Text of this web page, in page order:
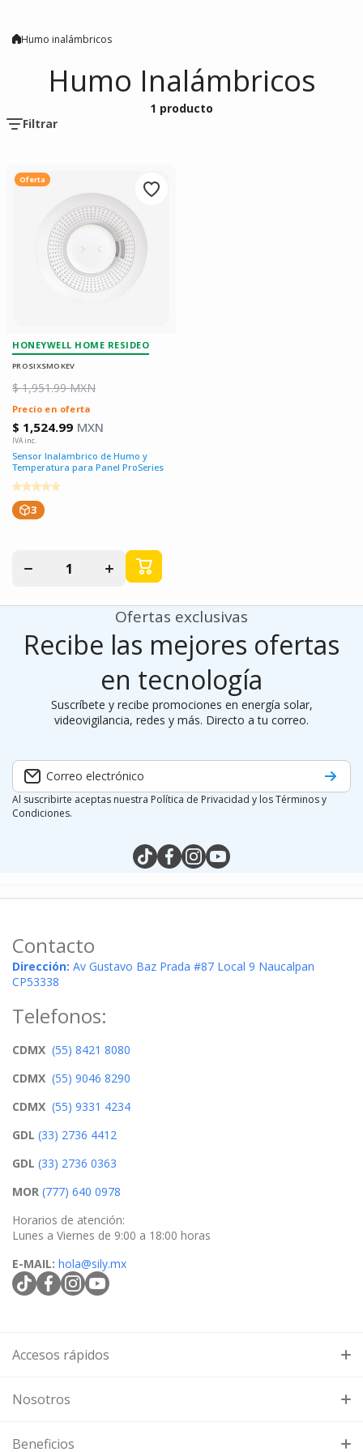
Humo inalámbricos
Humo Inalámbricos
Filtrar
1 producto
Oferta
HONEYWELL HOME RESIDEO
PROSIXSMOKEV
Sensor Inalambrico de Humo y
Temperatura para Panel ProSeries
$ 1,951.99 MXN
Precio en oferta
$ 1,524.99 MXN
3
cantidad
Aumentar
cantidad
para
Ofertas exclusivas
Recibe las mejores ofertas
en tecnología
Suscríbete y recibe promociones en energía solar,
videovigilancia, redes y más. Directo a tu correo.
Correo electrónico
Al suscribirte aceptas nuestra Política de Privacidad y los Términos y
Condiciones.
tiktokcom/@silymx
facebookcom/silymx
instagramcom/silymx
youtubecom/@silymx
wame/525584218080
Contacto
Dirección: Av Gustavo Baz Prada #87 Local 9 Naucalpan
CP53338
Telefonos:
CDMX (55) 8421 8080
CDMX (55) 9046 8290
CDMX (55) 9331 4234
GDL (33) 2736 4412
GDL (33) 2736 0363
MOR (777) 640 0978
Horarios de atención:
Lunes a Viernes de 9:00 a 18:00 horas
E-MAIL: hola@sily.mx
tiktokcom/@silymx
facebookcom/silymx
instagramcom/silymx
youtubecom/@silymx
wame/525584218080
Accesos rápidos
Búsqueda
Nosotros
México, especializados en
Beneficios